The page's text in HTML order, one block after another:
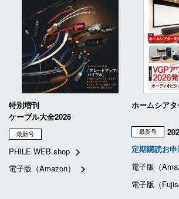
特別増刊
ケーブル大全2026
最新号
PHILE WEB.shop
電子版（Amazon）
ホームシア
最新号
定期購読お
電子版（
電子版（